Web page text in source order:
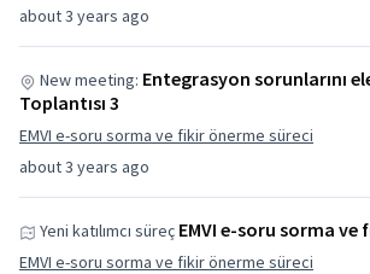
about 3 years ago
about 3 years ago
New meeting: Entegrasyon sorunlarını
Toplantısı 3
EMVI e-soru sorma ve fikir önerme süreci
Yeni katılımcı süreç EMVI e-soru sorma
EMVI e-soru sorma ve fikir önerme süreci